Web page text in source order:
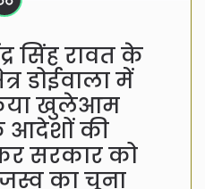
सिंह रावत के
डोईवाला में
खुलेआम
आदेशों की
सरकार को
का चूना